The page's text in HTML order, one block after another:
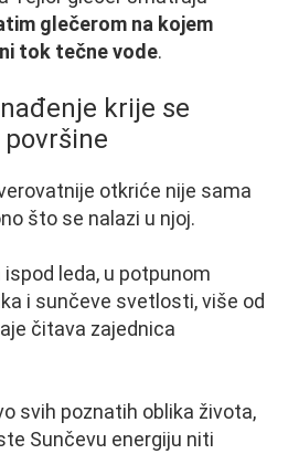
glečerom na kojem
tok tečne vode.
krije se
otkriće nije sama
što se nalazi u njoj.
leda, u potpunom
i sunčeve svetlosti, više od
čitava zajednica
svih poznatih oblika života,
Sunčevu energiju niti